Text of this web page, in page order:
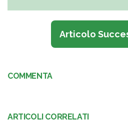
Articolo
COMMENTA
ARTICOLI CORRELATI